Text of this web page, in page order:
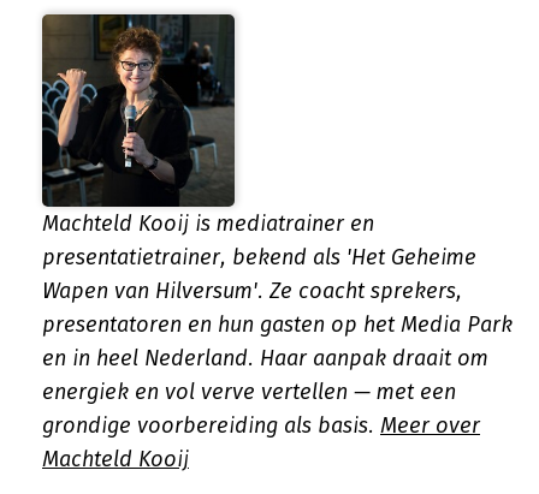
Machteld Kooij is mediatrainer en
presentatietrainer, bekend als 'Het Geheime
Wapen van Hilversum'. Ze coacht sprekers,
presentatoren en hun gasten op het Media Park
en in heel Nederland. Haar aanpak draait om
energiek en vol verve vertellen — met een
grondige voorbereiding als basis. Meer over
Machteld Kooij